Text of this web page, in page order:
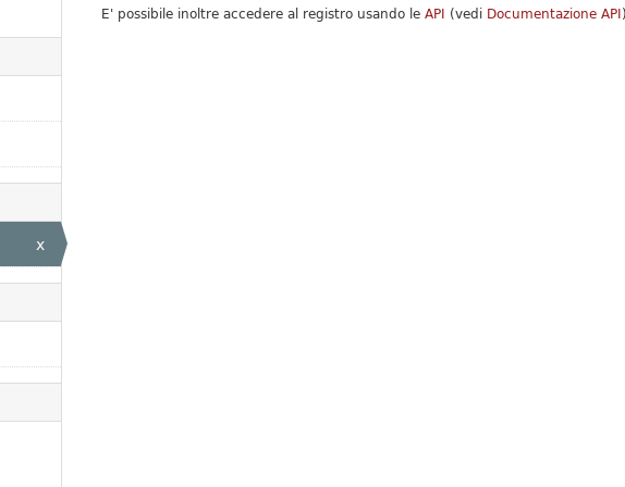
x
E' possibile inoltre accedere al registro usando le API (vedi Documentazione API